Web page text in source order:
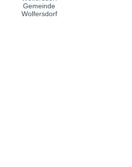
Gemeinde
Wolfersdorf